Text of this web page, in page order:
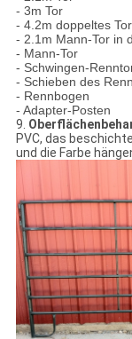
- 3m Tor
- 4.2m doppeltes Tor
- 2.1m Mann-Tor in
- Mann-Tor
- Schwingen-
- Schieben des
- Rennbogen
- Adapter-Posten
9.
PVC, das
und die Farbe